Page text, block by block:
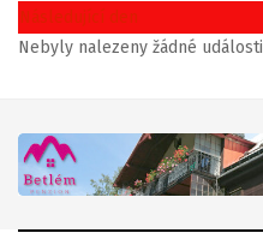
Následující den
Nebyly nalezeny žádné události